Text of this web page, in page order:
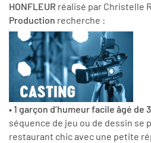
HONFLEUR réalisé par Christelle
Production recherche :
•1 garçon d’humeur facile âgé de
séquence de jeu ou de dessin se
restaurant chic avec une petite